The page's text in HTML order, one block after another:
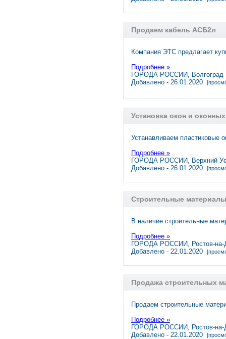
Продаем кабель АСБ2л
Компания ЭТС предлагает
Подробнее »
ГОРОДА РОССИИ, Волгоград
Добавлено - 26.01.2020
Установка окон и
Устанавливаем пластиковые
Подробнее »
ГОРОДА РОССИИ, Верхний
Добавлено - 26.01.2020
Строительные
В наличие строительные
Подробнее »
ГОРОДА РОССИИ, Ростов-на-
Добавлено - 22.01.2020
Продажа строительных
Продаем строительные
Подробнее »
ГОРОДА РОССИИ, Ростов-на-
Добавлено - 22.01.2020